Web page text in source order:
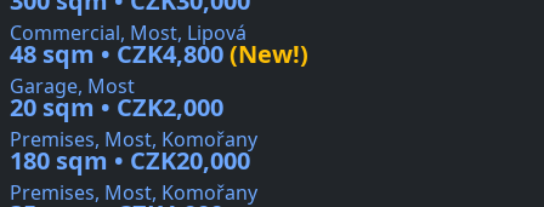
Commercial, Most, Lipová
48 sqm • CZK4,800(New!)
Garage, Most
20 sqm • CZK2,000
Premises, Most, Komořany
180 sqm • CZK20,000
Premises, Most, Komořany